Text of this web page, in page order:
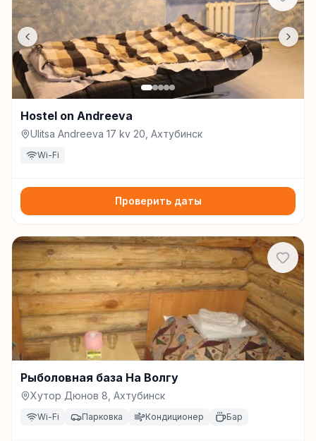
Hostel on Andreeva
Ulitsa Andreeva 17 kv 20, Ахтубинск
Wi-Fi
Проверить даты
Рыболовная база На Волгу
Хутор Дюнов 8, Ахтубинск
Wi-Fi Парковка Кондиционер Бар